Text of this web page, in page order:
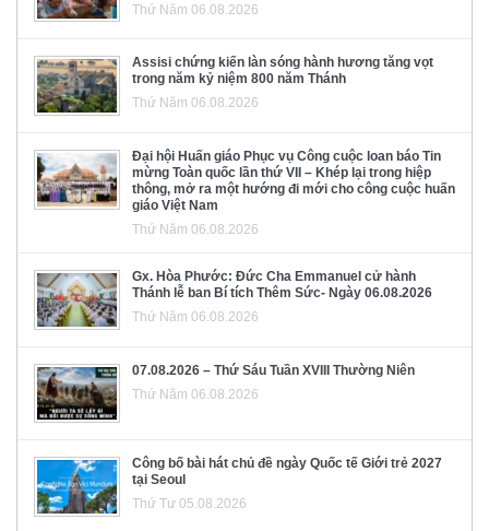
Thứ Năm 06.08.2026
Assisi chứng kiến làn sóng hành hương tăng vọt
trong năm kỷ niệm 800 năm Thánh
Thứ Năm 06.08.2026
Đại hội Huấn giáo Phục vụ Công cuộc loan báo Tin
mừng Toàn quốc lần thứ VII – Khép lại trong hiệp
thông, mở ra một hướng đi mới cho công cuộc huấn
giáo Việt Nam
Thứ Năm 06.08.2026
Gx. Hòa Phước: Đức Cha Emmanuel cử hành
Thánh lễ ban Bí tích Thêm Sức- Ngày 06.08.2026
Thứ Năm 06.08.2026
07.08.2026 – Thứ Sáu Tuần XVIII Thường Niên
Thứ Năm 06.08.2026
Công bố bài hát chủ đề ngày Quốc tế Giới trẻ 2027
tại Seoul
Thứ Tư 05.08.2026